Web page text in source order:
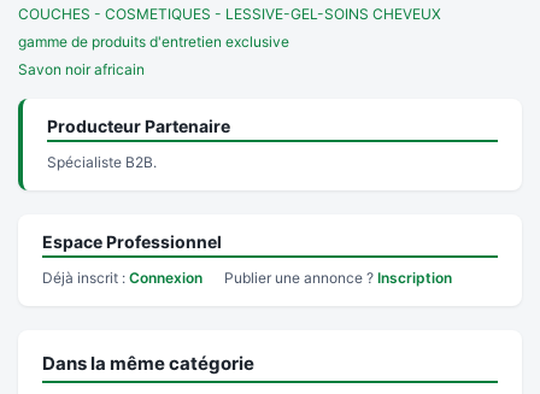
COUCHES - COSMETIQUES - LESSIVE-GEL-SOINS CHEVEUX
gamme de produits d'entretien exclusive
Savon noir africain
Producteur Partenaire
Spécialiste B2B.
Espace Professionnel
Déjà inscrit : Connexion Publier une annonce ? Inscription
Dans la même catégorie